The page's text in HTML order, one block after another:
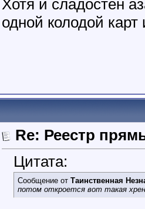
Хотя и сладостен
одной колодой
Re: Реестр
Цитата:
Сообщение от Таинственная
потом откроется вот такая